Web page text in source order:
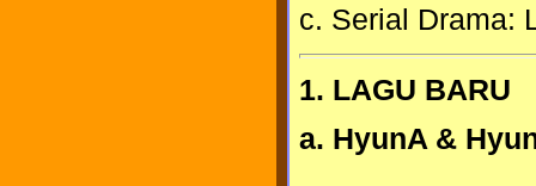
c. Serial Drama:
1. LAGU BARU
a. HyunA &